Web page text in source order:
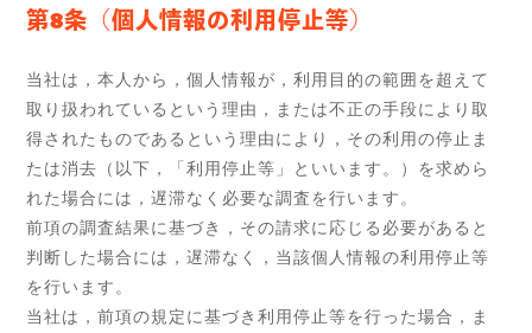
第8条（個人情報の利用停止等）
当社は，本人から，個人情報が，利用目的の範囲を超えて
取り扱われているという理由，または不正の手段により取
得されたものであるという理由により，その利用の停止ま
たは消去（以下，「利用停止等」といいます。）を求めら
れた場合には，遅滞なく必要な調査を行います。
前項の調査結果に基づき，その請求に応じる必要があると
判断した場合には，遅滞なく，当該個人情報の利用停止等
を行います。
当社は，前項の規定に基づき利用停止等を行った場合，ま